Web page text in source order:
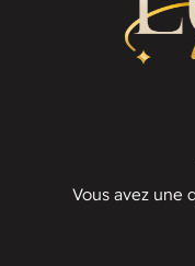
Vous avez une